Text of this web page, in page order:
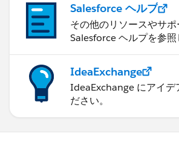
Salesforce ヘルプ
その他のリソースやサ
Salesforce ヘルプを参照
IdeaExchange
IdeaExchange にアイデ
ださい。